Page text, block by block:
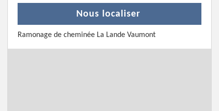
Nous localiser
Ramonage de cheminée La Lande Vaumont